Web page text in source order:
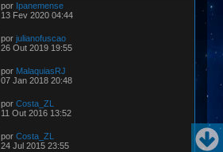
por Ipanemense
13 Fev 2020 04:44
por julianofuscao
26 Out 2019 19:55
por MalaquiasRJ
07 Jan 2018 20:48
por Costa_ZL
11 Out 2016 13:52
por Costa_ZL
24 Jul 2015 23:55